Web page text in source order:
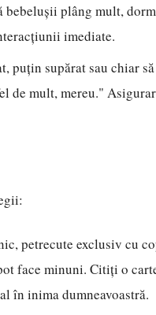
bebelușii plâng mult,
imediate.
puțin supărat sau chiar
de mult, mereu."
petrecute exclusiv cu
face minuni. Citiți o
în inima dumneavoastră.